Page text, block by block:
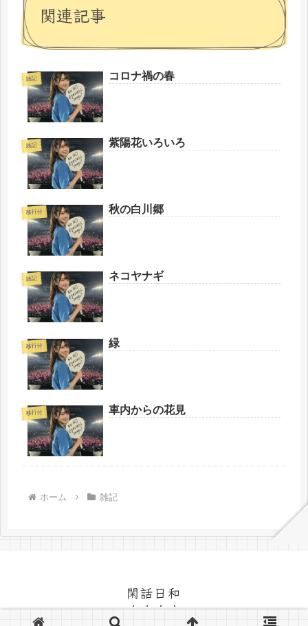
関連記事
雑記 コロナ禍の春
雑記 紫陽花いろいろ
移行分 秋の白川郷
雑記 ネコヤナギ
移行分 緑
移行分 車内からの花見
ホーム 雑記
閑話日和